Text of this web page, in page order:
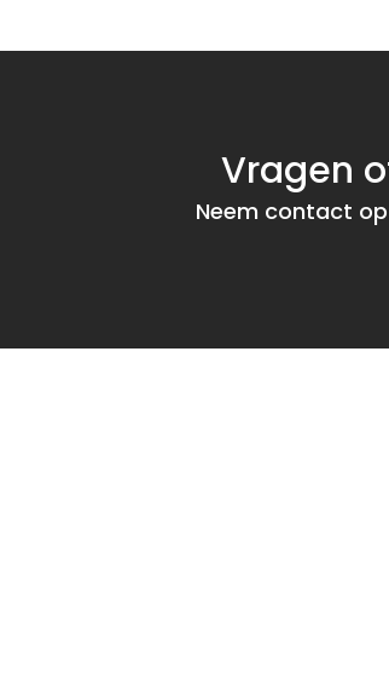
Vragen
Neem contact